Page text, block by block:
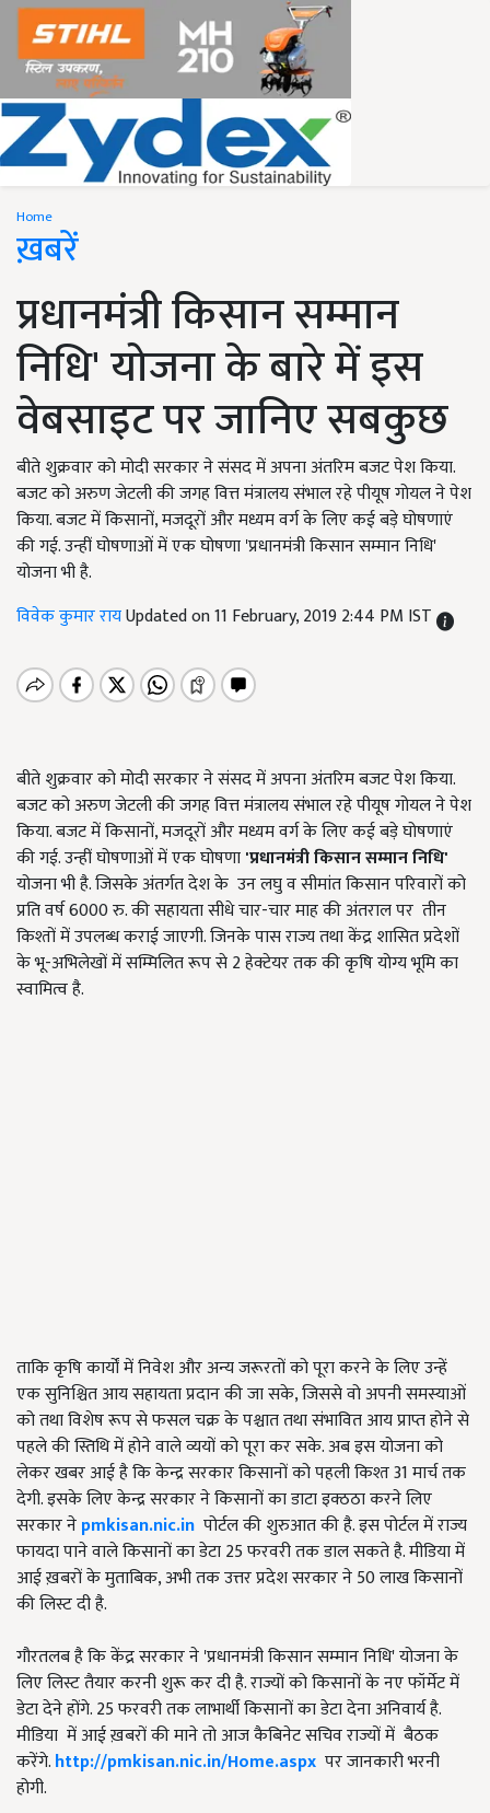
Home
ख़बरें
प्रधानमंत्री किसान सम्मान
निधि' योजना के बारे में इस
वेबसाइट पर जानिए सबकुछ
बीते शुक्रवार को मोदी सरकार ने संसद में अपना अंतरिम बजट पेश किया.
बजट को अरुण जेटली की जगह वित्त मंत्रालय संभाल रहे पीयूष गोयल ने पेश
किया. बजट में किसानों, मजदूरों और मध्यम वर्ग के लिए कई बड़े घोषणाएं
की गई. उन्हीं घोषणाओं में एक घोषणा 'प्रधानमंत्री किसान सम्मान निधि'
योजना भी है.
विवेक कुमार रायUpdated on 11 February, 2019 2:44 PM IST
बीते शुक्रवार को मोदी सरकार ने संसद में अपना अंतरिम बजट पेश किया.
बजट को अरुण जेटली की जगह वित्त मंत्रालय संभाल रहे पीयूष गोयल ने पेश
किया. बजट में किसानों, मजदूरों और मध्यम वर्ग के लिए कई बड़े घोषणाएं
की गई. उन्हीं घोषणाओं में एक घोषणा'प्रधानमंत्री किसान सम्मान निधि'
योजना भी है. जिसके अंतर्गत देश के उन लघु व सीमांत किसान परिवारों को
प्रति वर्ष 6000 रु. की सहायता सीधे चार-चार माह की अंतराल पर तीन
किश्तों में उपलब्ध कराई जाएगी. जिनके पास राज्य तथा केंद्र शासित प्रदेशों
के भू-अभिलेखों में सम्मिलित रूप से 2 हेक्टेयर तक की कृषि योग्य भूमि का
स्वामित्व है.
ताकि कृषि कार्यों में निवेश और अन्य जरूरतों को पूरा करने के लिए उन्हें
एक सुनिश्चित आय सहायता प्रदान की जा सके, जिससे वो अपनी समस्याओं
को तथा विशेष रूप से फसल चक्र के पश्चात तथा संभावित आय प्राप्त होने से
पहले की स्तिथि में होने वाले व्ययों को पूरा कर सके. अब इस योजना को
लेकर खबर आई है कि केन्द्र सरकार किसानों को पहली किश्त 31 मार्च तक
देगी. इसके लिए केन्द्र सरकार ने किसानों का डाटा इक्ठठा करने लिए
सरकार नेpmkisan.nic.in पोर्टल की शुरुआत की है. इस पोर्टल में राज्य
फायदा पाने वाले किसानों का डेटा 25 फरवरी तक डाल सकते है. मीडिया में
आई ख़बरों के मुताबिक, अभी तक उत्तर प्रदेश सरकार ने 50 लाख किसानों
की लिस्ट दी है.
गौरतलब है कि केंद्र सरकार ने 'प्रधानमंत्री किसान सम्मान निधि' योजना के
लिए लिस्ट तैयार करनी शुरू कर दी है. राज्यों को किसानों के नए फॉर्मेट में
डेटा देने होंगे. 25 फरवरी तक लाभार्थी किसानों का डेटा देना अनिवार्य है.
मीडिया में आई ख़बरों की माने तो आज कैबिनेट सचिव राज्यों में बैठक
करेंगे.http://pmkisan.nic.in/Home.aspx पर जानकारी भरनी
होगी.